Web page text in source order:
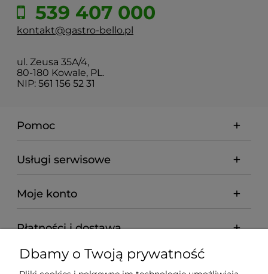
539 407 000
kontakt@gastro-bello.pl
ul. Zeusa 35A/4,
80-180 Kowale, PL.
NIP: 561 156 52 31
Pomoc
Usługi serwisowe
Moje konto
Płatności i dostawa
Informacje
Dbamy o Twoją prywatność